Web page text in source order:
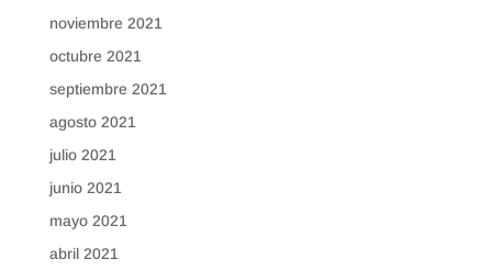
noviembre 2021
octubre 2021
septiembre 2021
agosto 2021
julio 2021
junio 2021
mayo 2021
abril 2021